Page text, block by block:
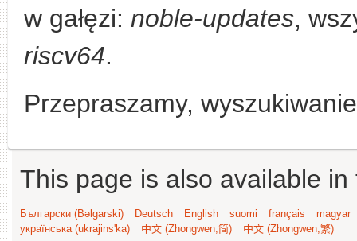
w gałęzi: noble-updates,
riscv64.
Przepraszamy,
This page is also available
Български (Bəlgarski) Deutsch English suomi français
magyar
українська (ukrajins'ka)
中文 (Zhongwen,简) 中文 (Zhongwen,繁)